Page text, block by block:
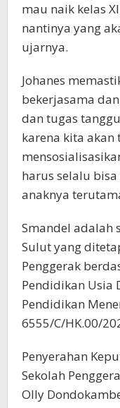
mau naik kelas
nantinya yang
ujarnya.
Johanes
bekerjasama
dan tugas
karena kita akan
harus selalu
anaknya
Smandel adalah
Sulut yang
Penggerak
Pendidikan Usia
Pendidikan
6555/C/HK.00/
Penyerahan
Sekolah
Olly